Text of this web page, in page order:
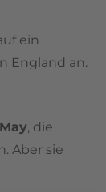
ein
England an.
, die
Aber sie